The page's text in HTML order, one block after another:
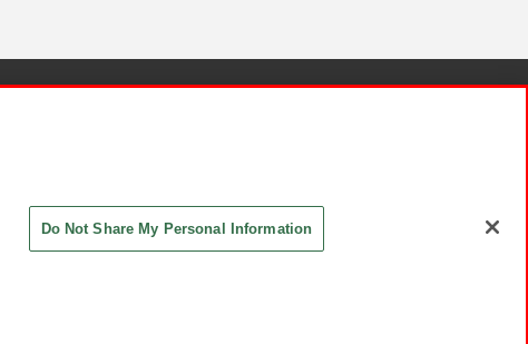
Do Not Share My Personal Information